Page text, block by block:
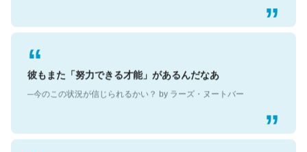
彼もまた「努力できる才能」があるんだなあ